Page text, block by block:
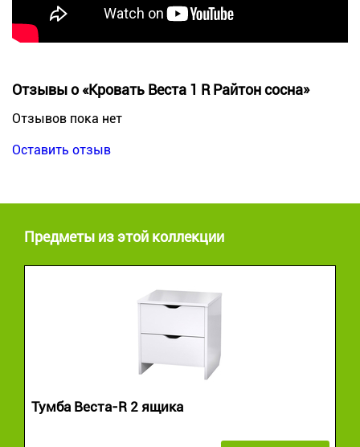
Отзывы о «Кровать Веста 1 R Райтон сосна»
Отзывов пока нет
Оставить отзыв
Предметы из этой коллекции
Тумба Веста-R 2 ящика